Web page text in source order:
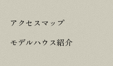
アクセスマップ
モデルハウス紹介